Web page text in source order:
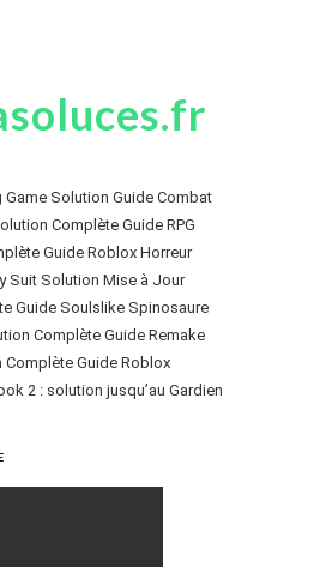
Solution Guide Combat
Complète Guide RPG
Guide Roblox Horreur
Suit Solution Mise à Jour
Guide Soulslike Spinosaure
Complète Guide Remake
Complète Guide Roblox
2 : solution jusqu’au Gardien